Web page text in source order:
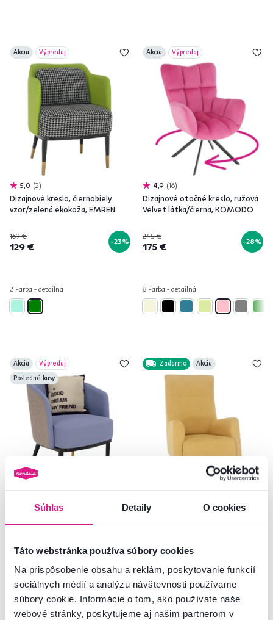
Súhlas Detaily O cookies
Táto webstránka používa súbory cookies
Na prispôsobenie obsahu a reklám, poskytovanie funkcií
sociálnych médií a analýzu návštevnosti používame
súbory cookie. Informácie o tom, ako používate naše
webové stránky, poskytujeme aj našim partnerom v
Akcia Výpredaj
5,0 2
Dizajnové kreslo, čiernobiely
vzor/zelená ekokoža, EMREN
169 €
129 € -23%
2 Farba - detailná
Akcia Výpredaj
4,9 16
Dizajnové otočné kreslo, ružová
Velvet látka/čierna, KOMODO
245 €
175 € -28%
8 Farba - detailná
Akcia
Výpredaj
Posledné kusy
Dizajnové kreslo, fialová/béžová,
149 €
109 € -26%
1 Farba - detailná
Zadarmo Akcia
Kreslo ušiak, žltá/čierna, SAMY
319 €
289 €
5 Farba - detailná